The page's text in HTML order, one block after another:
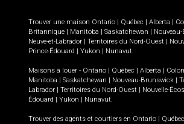
Trouver une maison Ontario Québec Alberta
Britannique
Manitoba Saskatchewan
Neuve-et-Labrador
Territoires du Nord-Ouest
Prince-Édouard
Yukon Nunavut.
Maisons à louer - Ontario Québec Alberta
Manitoba
Saskatchewan Nouveau-Brunswick
Labrador
Territoires du Nord-Ouest Nouvelle-
Édouard
Yukon Nunavut.
Trouver des agents et courtiers en Ontario Québec